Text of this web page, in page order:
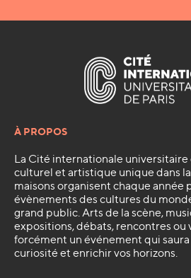
À PROPOS
La Cité internationale universitaire
culturel et artistique unique dans la
maisons organisent chaque année
évènements des cultures du
grand public. Arts de la scène,
expositions, débats, rencontres ou
forcément un événement qui
curiosité et enrichir vos horizons.